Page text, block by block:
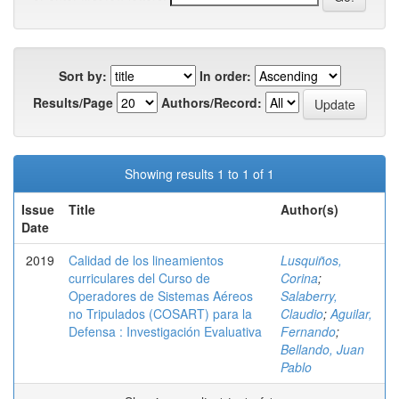
Sort by:
In order:
Results/Page
Authors/Record:
Showing results 1 to 1 of 1
Issue
Date
Title Author(s)
2019
Calidad de los lineamientos
curriculares del Curso de
Operadores de Sistemas Aéreos
no Tripulados (COSART) para la
Defensa : Investigación Evaluativa
Lusquiños,
Corina;
Salaberry,
Claudio;Aguilar,
Fernando;
Bellando, Juan
Pablo